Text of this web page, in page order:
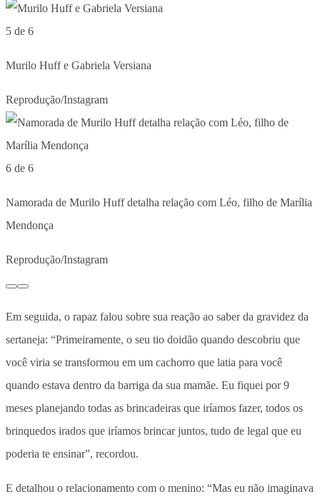
5 de 6
Murilo Huff e Gabriela Versiana
Reprodução/Instagram
6 de 6
Namorada de Murilo Huff detalha relação com Léo, filho de Marília
Mendonça
Reprodução/Instagram
Em seguida, o rapaz falou sobre sua reação ao saber da gravidez da
sertaneja: “Primeiramente, o seu tio doidão quando descobriu que
você viria se transformou em um cachorro que latia para você
quando estava dentro da barriga da sua mamãe. Eu fiquei por 9
meses planejando todas as brincadeiras que iríamos fazer, todos os
brinquedos irados que iríamos brincar juntos, tudo de legal que eu
poderia te ensinar”, recordou.
E detalhou o relacionamento com o menino: “Mas eu não imaginava